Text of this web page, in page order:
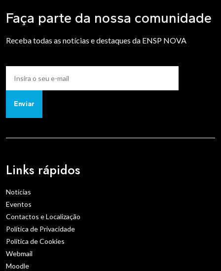
Faça parte da nossa comunidade
Receba todas as notícias e destaques da ENSP NOVA
Enviar
Links rápidos
Notícias
Eventos
Contactos e Localização
Política de Privacidade
Política de Cookies
Webmail
Moodle